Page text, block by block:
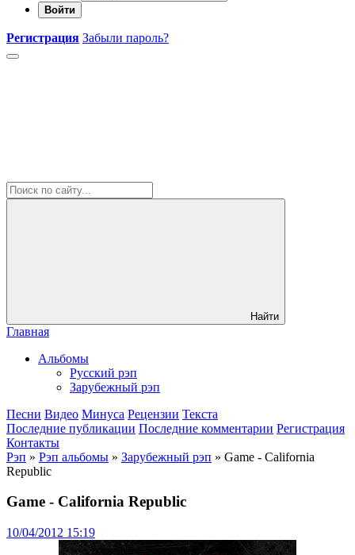
Войти
Регистрация Забыли пароль?
Найти
Главная
Альбомы
Русский рэп
Зарубежный рэп
Песни Видео Минуса Рецензии Текста
Последние публикации Последние комментарии Регистрация
Контакты
Рэп » Рэп альбомы » Зарубежный рэп » Game - California
Republic
Game - California Republic
10/04/2012 15:19